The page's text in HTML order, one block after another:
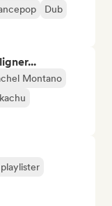
Dub
Montano